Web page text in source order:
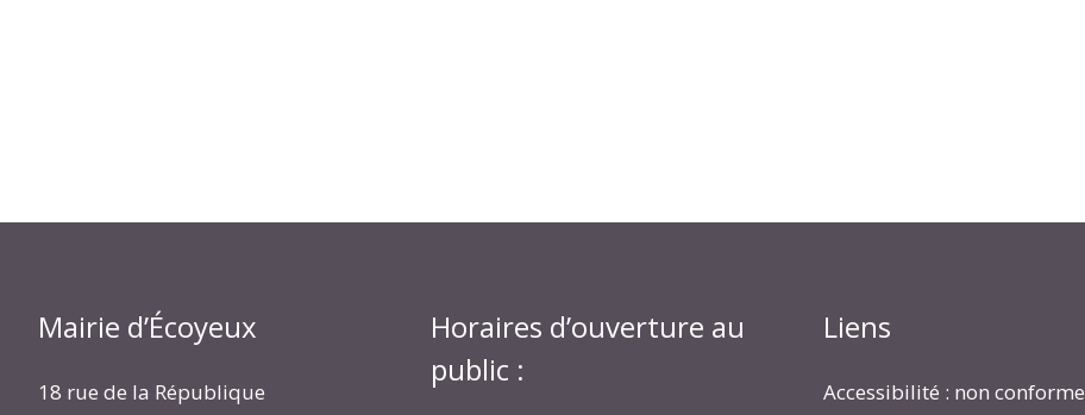
Mairie d’Écoyeux
18 rue de la République
Horaires d’ouverture au
public :
Liens
Accessibilité : non conforme